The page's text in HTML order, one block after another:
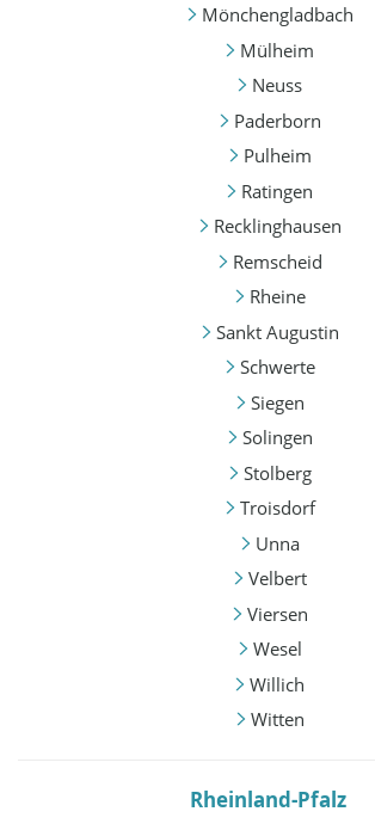
Mönchengladbach
Mülheim
Neuss
Paderborn
Pulheim
Ratingen
Recklinghausen
Remscheid
Rheine
Sankt Augustin
Schwerte
Siegen
Solingen
Stolberg
Troisdorf
Unna
Velbert
Viersen
Wesel
Willich
Witten
Rheinland-Pfalz